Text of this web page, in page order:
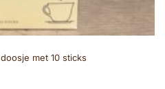
met 10 sticks